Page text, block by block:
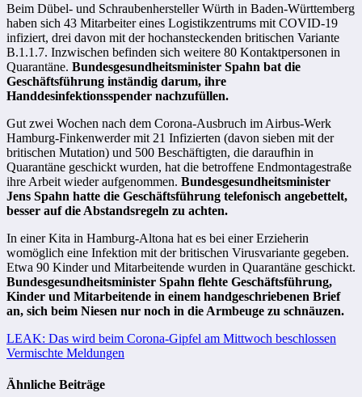
Beim Dübel- und Schraubenhersteller Würth in Baden-Württemberg
haben sich 43 Mitarbeiter eines Logistikzentrums mit COVID-19
infiziert, drei davon mit der hochansteckenden britischen Variante
B.1.1.7. Inzwischen befinden sich weitere 80 Kontaktpersonen in
Quarantäne. Bundesgesundheitsminister Spahn bat die
Geschäftsführung inständig darum, ihre
Handdesinfektionsspender nachzufüllen.
Gut zwei Wochen nach dem Corona-Ausbruch im Airbus-Werk
Hamburg-Finkenwerder mit 21 Infizierten (davon sieben mit der
britischen Mutation) und 500 Beschäftigten, die daraufhin in
Quarantäne geschickt wurden, hat die betroffene Endmontagestraße
ihre Arbeit wieder aufgenommen. Bundesgesundheitsminister
Jens Spahn hatte die Geschäftsführung telefonisch angebettelt,
besser auf die Abstandsregeln zu achten.
In einer Kita in Hamburg-Altona hat es bei einer Erzieherin
womöglich eine Infektion mit der britischen Virusvariante gegeben.
Etwa 90 Kinder und Mitarbeitende wurden in Quarantäne geschickt.
Bundesgesundheitsminister Spahn flehte Geschäftsführung,
Kinder und Mitarbeitende in einem handgeschriebenen Brief
an, sich beim Niesen nur noch in die Armbeuge zu schnäuzen.
Beitragsnavigation
LEAK: Das wird beim Corona-Gipfel am Mittwoch beschlossen
Vermischte Meldungen
Ähnliche Beiträge